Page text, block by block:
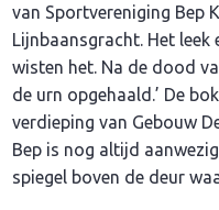
van Sportvereniging Bep
Lijnbaansgracht. Het leek
wisten het. Na de dood
de urn opgehaald.’ De
verdieping van Gebouw
Bep is nog altijd
spiegel boven de deur